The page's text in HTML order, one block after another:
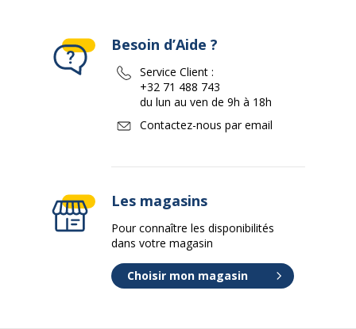
Besoin d’Aide ?
Service Client :
+32 71 488 743
du lun au ven de 9h à 18h
Contactez-nous par email
Les magasins
Pour connaître les disponibilités
dans votre magasin
Choisir mon magasin